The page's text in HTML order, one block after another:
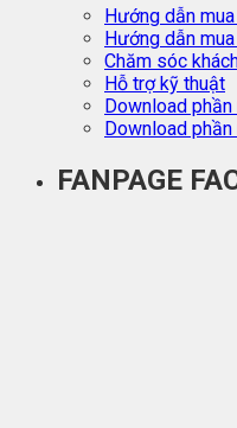
Hướng dẫn
Hướng dẫn
Chăm sóc
Hỗ trợ kỹ thuật
Download phần
Download phần
FANPAGE